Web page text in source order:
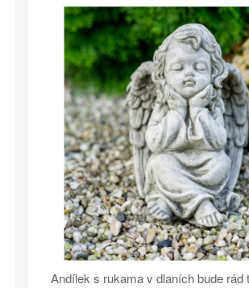
Andílek s rukama v dlaních bude rád